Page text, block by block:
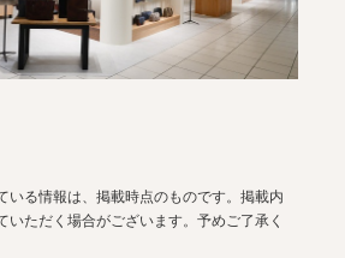
いる情報は、掲載時点のものです。掲載内
いただく場合がございます。予めご了承く